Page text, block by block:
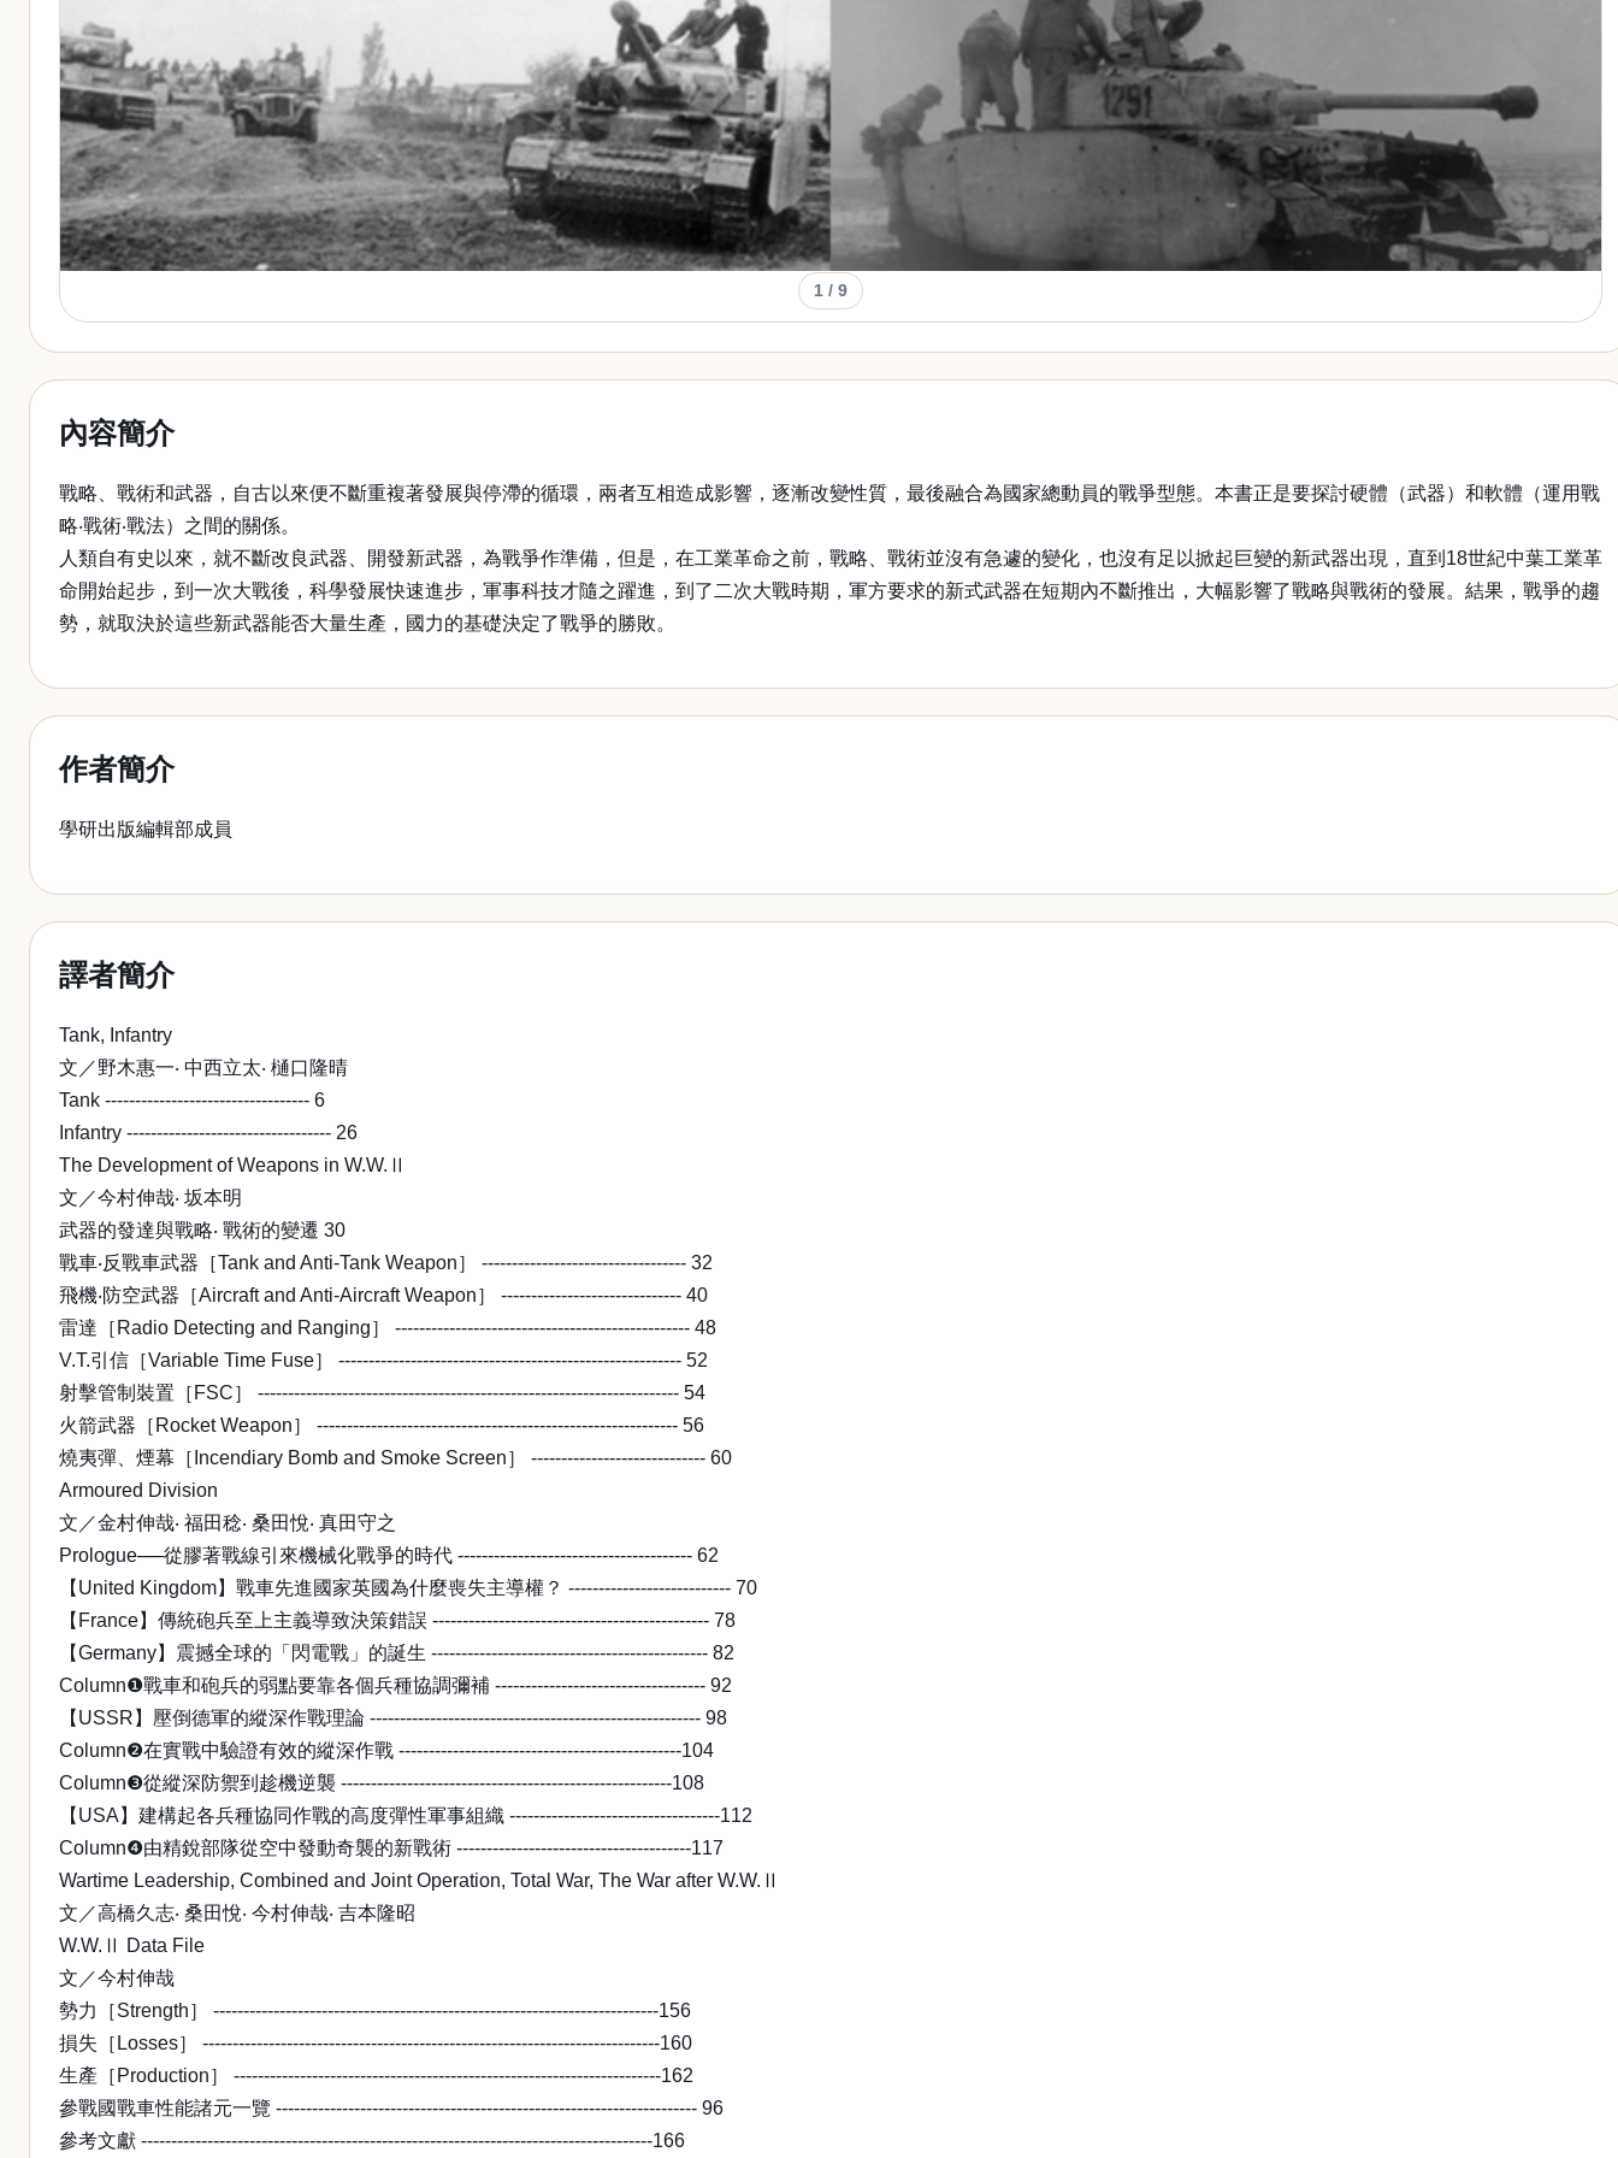
1 / 9
內容簡介
戰略、戰術和武器，自古以來便不斷重複著發展與停滯的循環，兩者互相造成影響，逐漸改變性質，最後融合為國家總動員的戰爭型態。本書正是要探討硬體（武器）和軟體（運用戰
略‧戰術‧戰法）之間的關係。
人類自有史以來，就不斷改良武器、開發新武器，為戰爭作準備，但是，在工業革命之前，戰略、戰術並沒有急遽的變化，也沒有足以掀起巨變的新武器出現，直到18世紀中葉工業革
命開始起步，到一次大戰後，科學發展快速進步，軍事科技才隨之躍進，到了二次大戰時期，軍方要求的新式武器在短期內不斷推出，大幅影響了戰略與戰術的發展。結果，戰爭的趨
勢，就取決於這些新武器能否大量生產，國力的基礎決定了戰爭的勝敗。
作者簡介
學研出版編輯部成員
譯者簡介
Tank, Infantry
文／野木惠一‧ 中西立太‧ 樋口隆晴
Tank ---------------------------------- 6
Infantry ---------------------------------- 26
The Development of Weapons in W.W.Ⅱ
文／今村伸哉‧ 坂本明
武器的發達與戰略‧ 戰術的變遷 30
戰車‧反戰車武器［Tank and Anti-Tank Weapon］ ---------------------------------- 32
飛機‧防空武器［Aircraft and Anti-Aircraft Weapon］ ------------------------------ 40
雷達［Radio Detecting and Ranging］ ------------------------------------------------- 48
V.T.引信［Variable Time Fuse］ --------------------------------------------------------- 52
射擊管制裝置［FSC］ ---------------------------------------------------------------------- 54
火箭武器［Rocket Weapon］ ------------------------------------------------------------ 56
燒夷彈、煙幕［Incendiary Bomb and Smoke Screen］ ----------------------------- 60
Armoured Division
文／金村伸哉‧ 福田稔‧ 桑田悅‧ 真田守之
Prologue──從膠著戰線引來機械化戰爭的時代 --------------------------------------- 62
【United Kingdom】戰車先進國家英國為什麼喪失主導權？ --------------------------- 70
【France】傳統砲兵至上主義導致決策錯誤 ---------------------------------------------- 78
【Germany】震撼全球的「閃電戰」的誕生 ---------------------------------------------- 82
Column❶戰車和砲兵的弱點要靠各個兵種協調彌補 ----------------------------------- 92
【USSR】壓倒德軍的縱深作戰理論 ------------------------------------------------------- 98
Column❷在實戰中驗證有效的縱深作戰 -----------------------------------------------104
Column❸從縱深防禦到趁機逆襲 -------------------------------------------------------108
【USA】建構起各兵種協同作戰的高度彈性軍事組織 -----------------------------------112
Column❹由精銳部隊從空中發動奇襲的新戰術 ---------------------------------------117
Wartime Leadership, Combined and Joint Operation, Total War, The War after W.W.Ⅱ
文／高橋久志‧ 桑田悅‧ 今村伸哉‧ 吉本隆昭
W.W.Ⅱ Data File
文／今村伸哉
勢力［Strength］ --------------------------------------------------------------------------156
損失［Losses］ ----------------------------------------------------------------------------160
生產［Production］ -----------------------------------------------------------------------162
參戰國戰車性能諸元一覽 ---------------------------------------------------------------------- 96
參考文獻 -------------------------------------------------------------------------------------166